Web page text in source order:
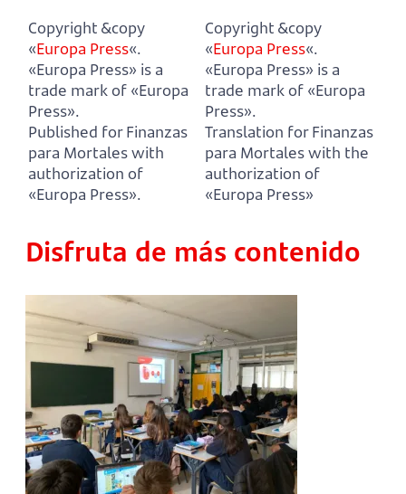
Copyright &copy
«Europa Press«.
«Europa Press» is a
trade mark of «Europa
Press».
Published for Finanzas
para Mortales with
authorization of
«Europa Press».
Copyright &copy
«Europa Press«.
«Europa Press» is a
trade mark of «Europa
Press».
Translation for Finanzas
para Mortales with the
authorization of
«Europa Press»
Disfruta de más contenido